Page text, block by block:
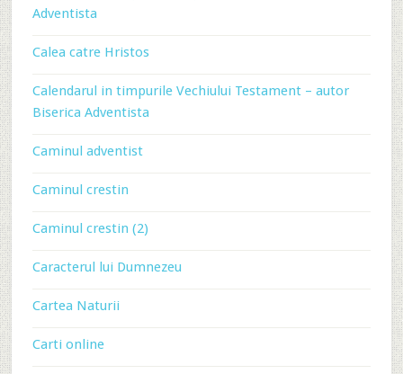
Adventista
Calea catre Hristos
Calendarul in timpurile Vechiului Testament – autor
Biserica Adventista
Caminul adventist
Caminul crestin
Caminul crestin (2)
Caracterul lui Dumnezeu
Cartea Naturii
Carti online